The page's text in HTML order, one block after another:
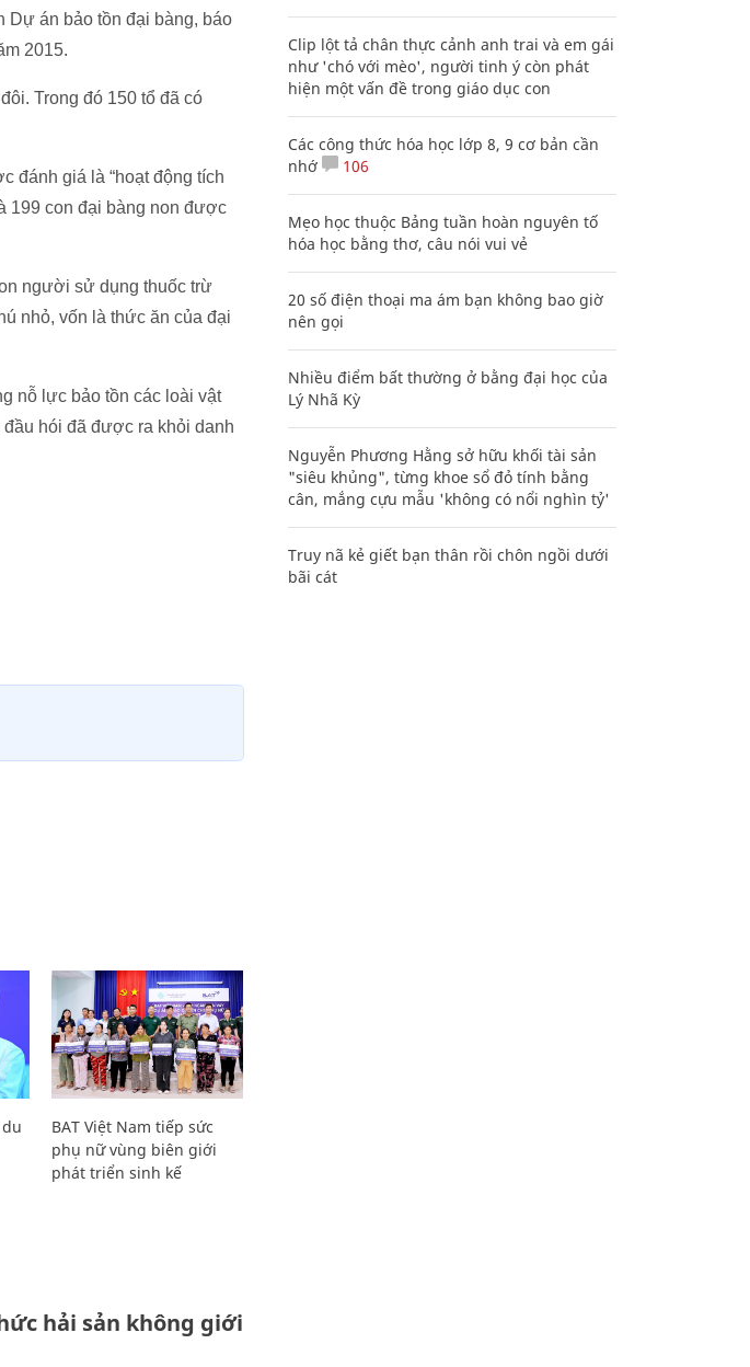
Dự án bảo tồn đại bàng, báo
2015.
Trong đó 150 tổ đã có
đánh giá là “hoạt động tích
199 con đại bàng non được
người sử dụng thuốc trừ
nhỏ, vốn là thức ăn của đại
nỗ lực bảo tồn các loài vật
hói đã được ra khỏi danh
BAT Việt Nam tiếp sức
phụ nữ vùng biên giới
phát triển sinh kế
hải sản không giới
Clip lột tả chân thực cảnh anh trai và em gái
như 'chó với mèo', người tinh ý còn phát
hiện một vấn đề trong giáo dục con
Các công thức hóa học lớp 8, 9 cơ bản cần
nhớ
106
Mẹo học thuộc Bảng tuần hoàn nguyên tố
hóa học bằng thơ, câu nói vui vẻ
20 số điện thoại ma ám bạn không bao giờ
nên gọi
Nhiều điểm bất thường ở bằng đại học của
Lý Nhã Kỳ
Nguyễn Phương Hằng sở hữu khối tài sản
"siêu khủng", từng khoe sổ đỏ tính bằng
cân, mắng cựu mẫu 'không có nổi nghìn tỷ'
Truy nã kẻ giết bạn thân rồi chôn ngồi dưới
bãi cát